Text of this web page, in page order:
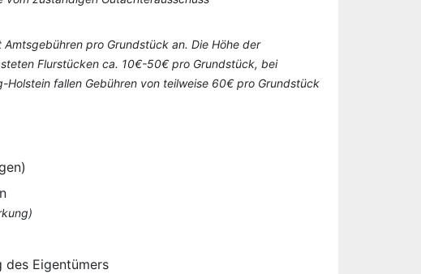
pro Grundstück an. Die Höhe der
Flurstücken ca. 10€-50€ pro Grundstück, bei
fallen Gebühren von teilweise 60€ pro Grundstück
des Eigentümers